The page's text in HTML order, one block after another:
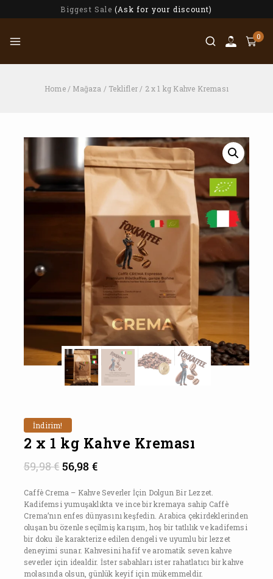
Biggest Sale (Ask for your discount)
0
Home / Mağaza / Teklifler / 2 x 1 kg Kahve Kreması
İndirim!
2 x 1 kg Kahve Kreması
59,98€56,98 €
Caffè Crema – Kahve Severler İçin Dolgun Bir Lezzet.
Kadifemsi yumuşaklıkta ve ince bir kremaya sahip Caffè
Crema’nın enfes dünyasını keşfedin. Arabica çekirdeklerinden
oluşan bu özenle seçilmiş karışım, hoş bir tatlılık ve kadifemsi
bir doku ile karakterize edilen dengeli ve uyumlu bir lezzet
deneyimi sunar. Kahvesini hafif ve aromatik seven kahve
severler için idealdir. İster sabahları ister rahatlatıcı bir kahve
molasında olsun, günlük keyif için mükemmeldir.